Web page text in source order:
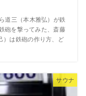
道三（本木雅弘）が鉄
砲を撃ってみた、斎藤
）は鉄砲の作り方、ど
サウナ